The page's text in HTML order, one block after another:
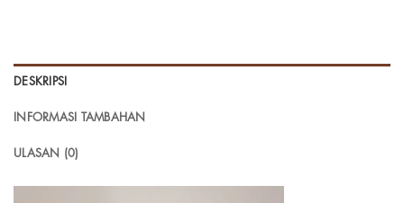
DESKRIPSI
INFORMASI TAMBAHAN
ULASAN (0)